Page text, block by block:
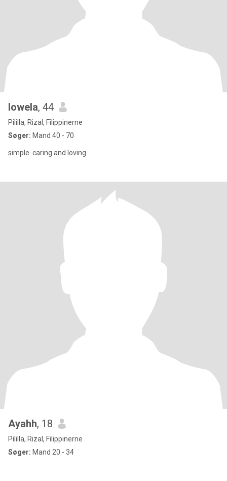
lowela, 44
Pililla, Rizal, Filippinerne
Søger: Mand 40 - 70
simple .caring and loving
Ayahh, 18
Pililla, Rizal, Filippinerne
Søger: Mand 20 - 34